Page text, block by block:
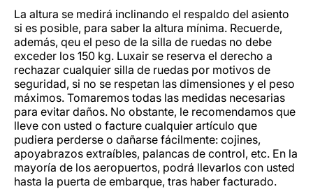
La altura se medirá inclinando el respaldo del asiento
si es posible, para saber la altura mínima. Recuerde,
además, qeu el peso de la silla de ruedas no debe
exceder los 150 kg. Luxair se reserva el derecho a
rechazar cualquier silla de ruedas por motivos de
seguridad, si no se respetan las dimensiones y el peso
máximos. Tomaremos todas las medidas necesarias
para evitar daños. No obstante, le recomendamos que
lleve con usted o facture cualquier artículo que
pudiera perderse o dañarse fácilmente: cojines,
apoyabrazos extraíbles, palancas de control, etc. En la
mayoría de los aeropuertos, podrá llevarlos con usted
hasta la puerta de embarque, tras haber facturado.